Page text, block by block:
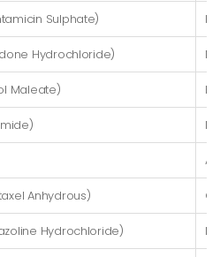
Sulphate)
Hydrochloride)
Maleate)
Anhydrous)
Hydrochloride)